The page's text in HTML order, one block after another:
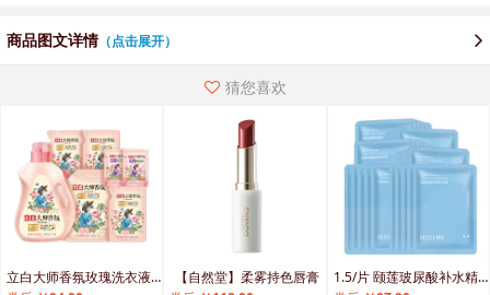
商品图文详情（点击展开）
猜您喜欢
立白大师香氛玫瑰洗衣液套组4.7kg
【自然堂】柔雾持色唇膏
1.5/片 颐莲玻尿酸补水精华面膜32片